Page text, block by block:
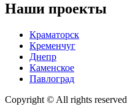
Наши проекты
Краматорск
Кременчуг
Днепр
Каменское
Павлоград
Copyright © All rights reserved